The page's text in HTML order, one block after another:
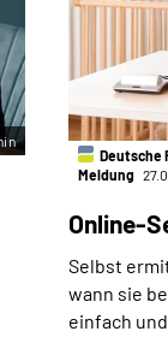
Deutsche
Meldung
Online-
Selbst
wann sie
einfach